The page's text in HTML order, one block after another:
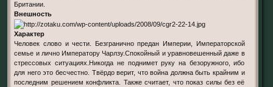
Британии.
Внешность
Характер
Человек слово и чести. Безгранично предан Империи, Императорской
семье и лично Императору Чарлзу.Спокойный и уравновешенный даже в
стрессовых ситуациях.Никогда не поднимет руку на безоружного, ибо
для него это бесчестно. Твёрдо верит, что война должна быть крайним и
последним решением конфликта. Также считает, что показ силы без её